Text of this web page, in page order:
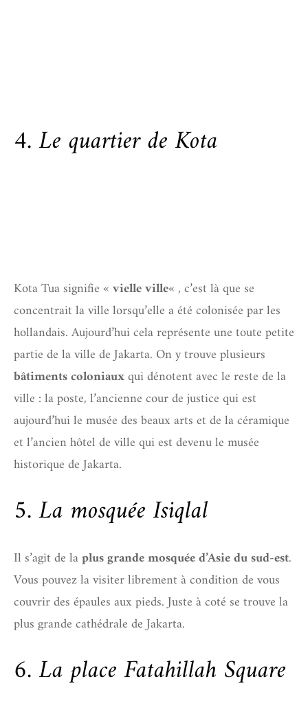
4. Le quartier de Kota
Kota Tua signifie «vielle ville« , c’est là que se
concentrait la ville lorsqu’elle a été colonisée par les
hollandais. Aujourd’hui cela représente une toute petite
partie de la ville de Jakarta. On y trouve plusieurs
bâtiments coloniauxqui dénotent avec le reste de la
ville : la poste, l’ancienne cour de justice qui est
aujourd’hui le musée des beaux arts et de la céramique
et l’ancien hôtel de ville qui est devenu le musée
historique de Jakarta.
5. La mosquée Isiqlal
Il s’agit de laplus grande mosquée d’Asie du sud-est.
Vous pouvez la visiter librement à condition de vous
couvrir des épaules aux pieds. Juste à coté se trouve la
plus grande cathédrale de Jakarta.
6. La place Fatahillah Square